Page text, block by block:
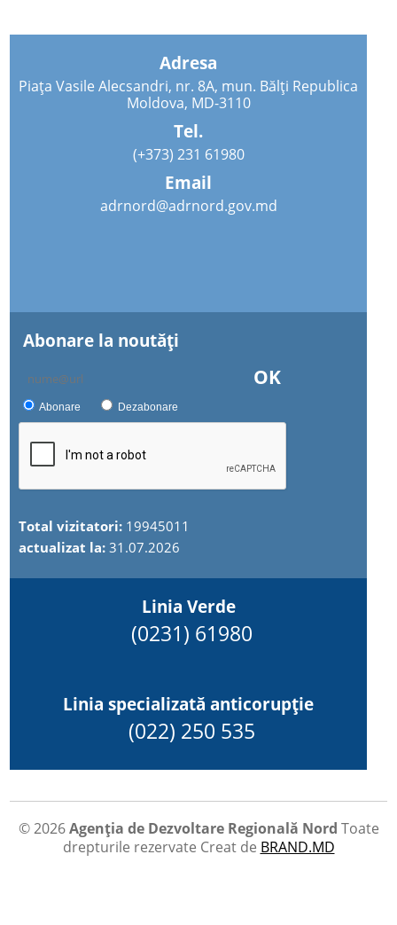
Adresa
Piața Vasile Alecsandri, nr. 8A, mun. Bălți Republica
Moldova, MD-3110
Tel.
(+373) 231 61980
Email
adrnord@adrnord.gov.md
Abonare la noutăţi
OK
Abonare Dezabonare
Total vizitatori: 19945011
actualizat la:31.07.2026
Linia Verde
(0231) 61980
Linia specializată anticorupție
(022) 250 535
© 2026Agenția de Dezvoltare Regională Nord Toate
drepturile rezervate Creat de BRAND.MD